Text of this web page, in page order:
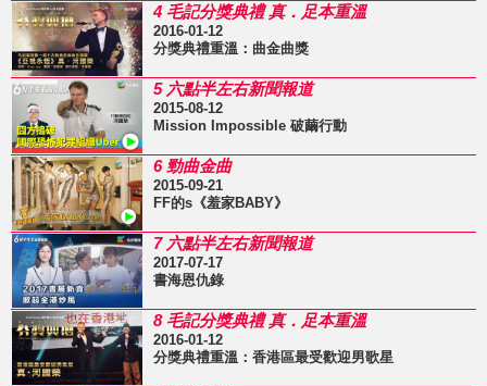
4 毛記分獎典禮 真．足本重溫
2016-01-12
分獎典禮重溫：曲金曲獎
5 六點半左右新聞報道
2015-08-12
Mission Impossible 破繭行動
6 勁曲金曲
2015-09-21
FF的s《羞家BABY》
7 六點半左右新聞報道
2017-07-17
書海恩仇錄
8 毛記分獎典禮 真．足本重溫
2016-01-12
分獎典禮重溫：香港區最受歡迎男歌星